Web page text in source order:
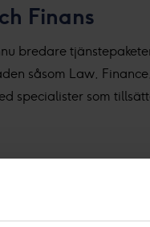
Finans
bredare
såsom Law,
specialister som
ansvarig för